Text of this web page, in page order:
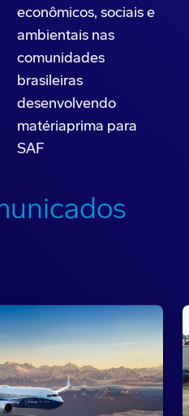
econômicos, sociais e
ambientais nas
comunidades
brasileiras
desenvolvendo
matériaprima para
SAF